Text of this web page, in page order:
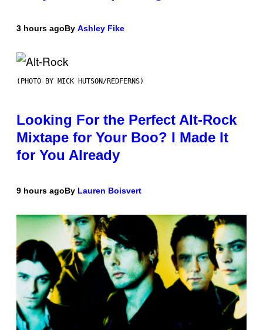
3 hours agoBy Ashley Fike
(PHOTO BY MICK HUTSON/REDFERNS)
Looking For the Perfect Alt-Rock
Mixtape for Your Boo? I Made It
for You Already
9 hours agoBy Lauren Boisvert